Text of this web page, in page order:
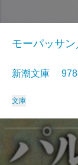
モーパッサ
新潮文庫
文庫